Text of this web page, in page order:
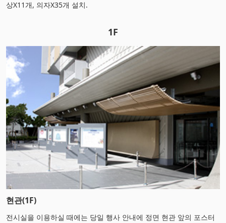
상X11개, 의자X35개 설치.
1F
현관(1F)
전시실을 이용하실 때에는 당일 행사 안내에 정면 현관 앞의 포스터